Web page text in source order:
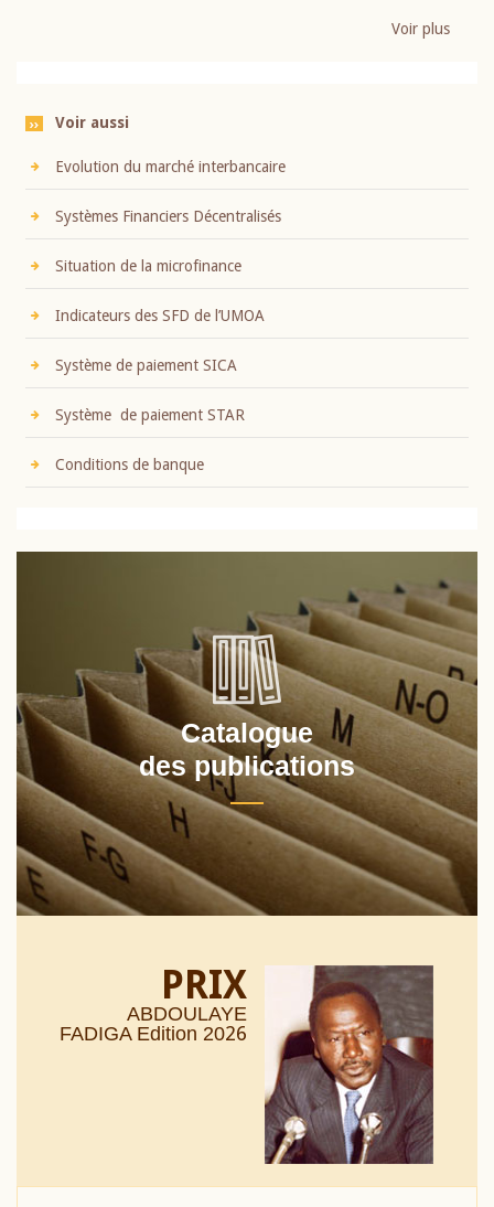
Voir plus
Voir aussi
Evolution du marché interbancaire
Systèmes Financiers Décentralisés
Situation de la microfinance
Indicateurs des SFD de l’UMOA
Système de paiement SICA
Système de paiement STAR
Conditions de banque
Catalogue
des publications
PRIX
ABDOULAYE
FADIGA Edition 2026